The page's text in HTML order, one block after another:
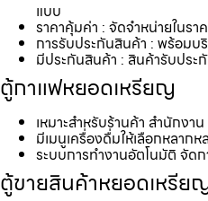
แบบ
ราคาคุ้มค่า : จัดจำหน่ายในรา
การรับประกันสินค้า : พร้อมบ
มีประกันสินค้า : สินค้ารับประ
ตู้กาแฟหยอดเหรียญ
เหมาะสำหรับร้านค้า สำนักง
มีเมนูเครื่องดื่มให้เลือกหลากห
ระบบการทำงานอัตโนมัติ จัดก
ตู้ขายสินค้าหยอดเหรีย